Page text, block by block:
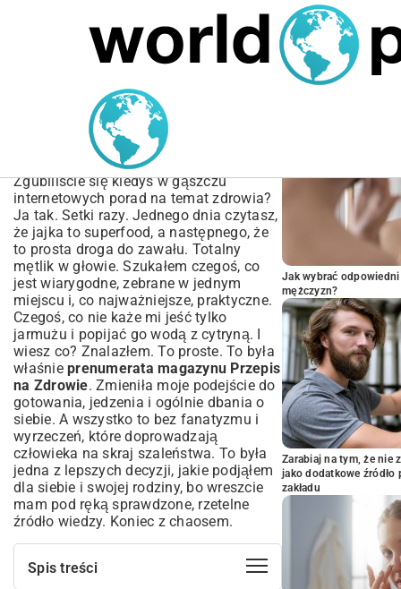
MARIUSZ ŁAMAGA 05.10.2025
Prenumerata Magazynu
Przepis na Zdrowie | Twój
Klucz do Witalności
Zgubiliście się kiedyś w gąszczu
internetowych porad na temat zdrowia?
Ja tak. Setki razy. Jednego dnia czytasz,
że jajka to superfood, a następnego, że
to prosta droga do zawału. Totalny
mętlik w głowie. Szukałem czegoś, co
jest wiarygodne, zebrane w jednym
miejscu i, co najważniejsze, praktyczne.
Czegoś, co nie każe mi jeść tylko
jarmużu i popijać go wodą z cytryną. I
wiesz co? Znalazłem. To proste. To była
właśnie prenumerata magazynu Przepis
na Zdrowie. Zmieniła moje podejście do
gotowania, jedzenia i ogólnie dbania o
siebie. A wszystko to bez fanatyzmu i
wyrzeczeń, które doprowadzają
człowieka na skraj szaleństwa. To była
jedna z lepszych decyzji, jakie podjąłem
dla siebie i swojej rodziny, bo wreszcie
mam pod ręką sprawdzone, rzetelne
źródło wiedzy. Koniec z chaosem.
Spis treści
Jak wybrać
mężczyzn?
Zarabiaj na tym, że nie
jako dodatkowe
zakładu